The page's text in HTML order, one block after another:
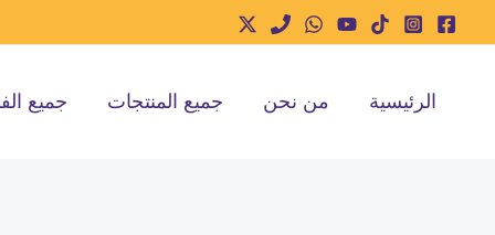
تخطي
إلى
الرئيسية من نحن جميع المنتجات جميع